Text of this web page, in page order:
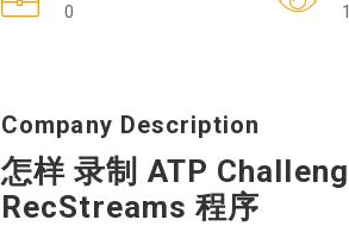
0
Company Description
怎样 录制 ATP
RecStreams 程序